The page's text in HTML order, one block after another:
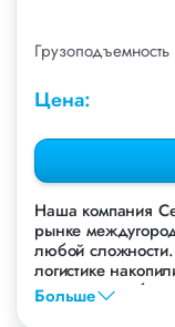
Грузоподъемность
Цена:
Наша компания
рынке
любой
логистике
перевезти любые
Больше